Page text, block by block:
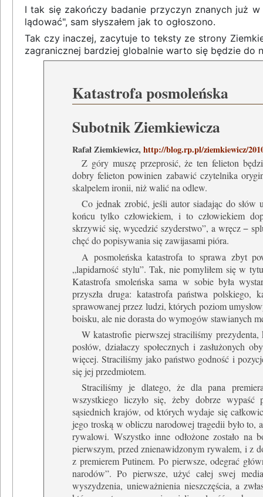
I tak się zakończy badanie przyczyn znanych już
lądować", sam słyszałem jak to ogłoszono.
Tak czy inaczej, zacytuje to teksty ze strony
zagranicznej bardziej globalnie warto się będzie do
Katastrofa posmoleńska
Subotnik Ziemkiewicza
Rafał Ziemkiewicz,http://blog.rp.pl/ziemkiewicz/
Z góry muszę przeprosić, że ten felieton
dobry felieton powinien zabawić czytelnika
skalpelem ironii, niż walić na odlew.
Co jednak zrobić, jeśli autor siadając do
końcu tylko człowiekiem, i to człowiekiem
skrzywić się, wycedzić szyderstwo”, a wręcz −
chęć do popisywania się zawijasami pióra.
A posmoleńska katastrofa to sprawa zbyt
„lapidarność stylu”. Tak, nie pomyliłem się w
Katastrofa smoleńska sama w sobie była
przyszła druga: katastrofa państwa polskiego,
sprawowanej przez ludzi, których poziom
boisku, ale nie dorasta do wymogów stawianych
W katastrofie pierwszej straciliśmy
posłów, działaczy społecznych i zasłużonych
więcej. Straciliśmy jako państwo godność i
się jej przedmiotem.
Straciliśmy je dlatego, że dla pana
wszystkiego liczyło się, żeby dobrze
sąsiednich krajów, od których wydaje się
jego troską w obliczu narodowej tragedii było to,
rywalowi. Wszystko inne odłożone zostało
pierwszym, przed znienawidzonym rywalem, i z
z premierem Putinem. Po pierwsze, odegrać
narodów”. Po pierwsze, użyć całej swej
wyszydzenia, unieważnienia nieszczęścia, a